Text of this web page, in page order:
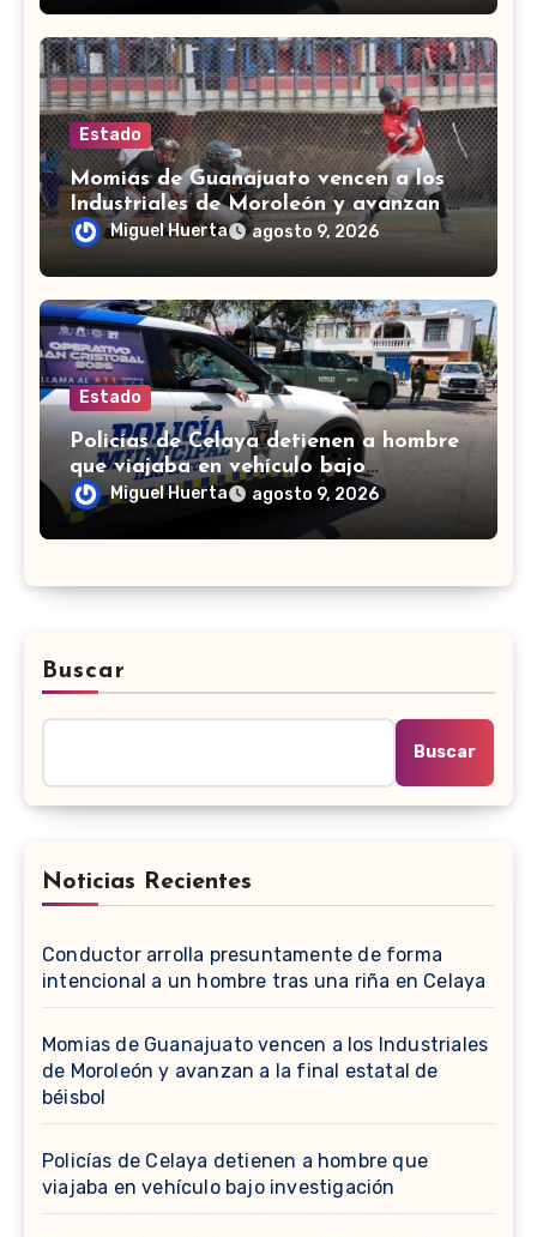
Estado
Momias de Guanajuato vencen a los
Industriales de Moroleón y avanzan a
la final estatal de béisbol
Miguel Huerta agosto 9, 2026
Estado
Policías de Celaya detienen a hombre
que viajaba en vehículo bajo
investigación
Miguel Huerta agosto 9, 2026
Buscar
Buscar
Noticias Recientes
Conductor arrolla presuntamente de forma
intencional a un hombre tras una riña en Celaya
Momias de Guanajuato vencen a los Industriales
de Moroleón y avanzan a la final estatal de
béisbol
Policías de Celaya detienen a hombre que
viajaba en vehículo bajo investigación